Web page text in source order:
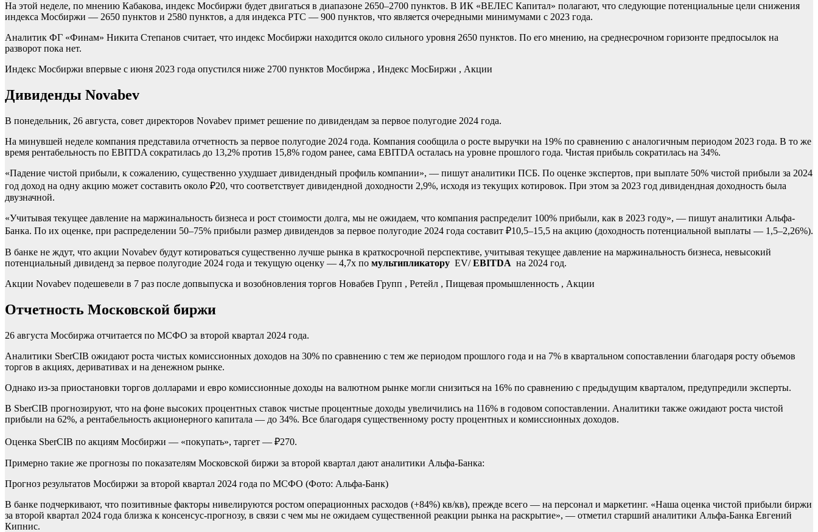
На этой неделе, по мнению Кабакова, индекс Мосбиржи будет двигаться в диапазоне 2650–2700 пунктов. В ИК «ВЕЛЕС Капитал» полагают, что следующие потенциальные цели снижения
индекса Мосбиржи — 2650 пунктов и 2580 пунктов, а для индекса РТС — 900 пунктов, что является очередными минимумами с 2023 года.
Аналитик ФГ «Финам» Никита Степанов считает, что индекс Мосбиржи находится около сильного уровня 2650 пунктов. По его мнению, на среднесрочном горизонте предпосылок на
разворот пока нет.
Индекс Мосбиржи впервые с июня 2023 года опустился ниже 2700 пунктов Мосбиржа , Индекс МосБиржи , Акции
Дивиденды Novabev
В понедельник, 26 августа, совет директоров Novabev примет решение по дивидендам за первое полугодие 2024 года.
На минувшей неделе компания представила отчетность за первое полугодие 2024 года. Компания сообщила о росте выручки на 19% по сравнению с аналогичным периодом 2023 года. В то же
время рентабельность по EBITDA сократилась до 13,2% против 15,8% годом ранее, сама EBITDA осталась на уровне прошлого года. Чистая прибыль сократилась на 34%.
«Падение чистой прибыли, к сожалению, существенно ухудшает дивидендный профиль компании», — пишут аналитики ПСБ. По оценке экспертов, при выплате 50% чистой прибыли за 2024
год доход на одну акцию может составить около ₽20, что соответствует дивидендной доходности 2,9%, исходя из текущих котировок. При этом за 2023 год дивидендная доходность была
двузначной.
«Учитывая текущее давление на маржинальность бизнеса и рост стоимости долга, мы не ожидаем, что компания распределит 100% прибыли, как в 2023 году», — пишут аналитики Альфа-
Банка. По их оценке, при распределении 50–75% прибыли размер дивидендов за первое полугодие 2024 года составит ₽10,5–15,5 на акцию (доходность потенциальной выплаты — 1,5–2,26%).
В банке не ждут, что акции Novabev будут котироваться существенно лучше рынка в краткосрочной перспективе, учитывая текущее давление на маржинальность бизнеса, невысокий
потенциальный дивиденд за первое полугодие 2024 года и текущую оценку — 4,7х по мультипликатору EV/EBITDA на 2024 год.
Акции Novabev подешевели в 7 раз после допвыпуска и возобновления торгов Новабев Групп , Ретейл , Пищевая промышленность , Акции
Отчетность Московской биржи
26 августа Мосбиржа отчитается по МСФО за второй квартал 2024 года.
Аналитики SberCIB ожидают роста чистых комиссионных доходов на 30% по сравнению с тем же периодом прошлого года и на 7% в квартальном сопоставлении благодаря росту объемов
торгов в акциях, деривативах и на денежном рынке.
Однако из-за приостановки торгов долларами и евро комиссионные доходы на валютном рынке могли снизиться на 16% по сравнению с предыдущим кварталом, предупредили эксперты.
В SberCIB прогнозируют, что на фоне высоких процентных ставок чистые процентные доходы увеличились на 116% в годовом сопоставлении. Аналитики также ожидают роста чистой
прибыли на 62%, а рентабельность акционерного капитала — до 34%. Все благодаря существенному росту процентных и комиссионных доходов.
Оценка SberCIB по акциям Мосбиржи — «покупать», таргет — ₽270.
Примерно такие же прогнозы по показателям Московской биржи за второй квартал дают аналитики Альфа-Банка:
Прогноз результатов Мосбиржи за второй квартал 2024 года по МСФО (Фото: Альфа-Банк)
В банке подчеркивают, что позитивные факторы нивелируются ростом операционных расходов (+84%) кв/кв), прежде всего — на персонал и маркетинг. «Наша оценка чистой прибыли биржи
за второй квартал 2024 года близка к консенсус-прогнозу, в связи с чем мы не ожидаем существенной реакции рынка на раскрытие», — отметил старший аналитики Альфа-Банка Евгений
Кипнис.